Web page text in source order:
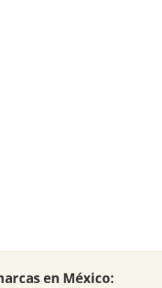
en México: